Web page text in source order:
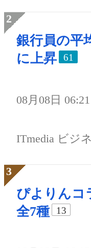
銀行員の平
に上昇
61
08月08日 06:21
ITmedia ビジ
ぴよりんコ
全7種
13